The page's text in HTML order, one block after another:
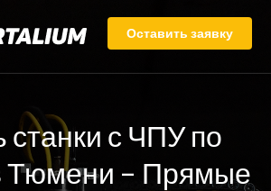
Оставить заявку
станки с ЧПУ по
Тюмени – Прямые